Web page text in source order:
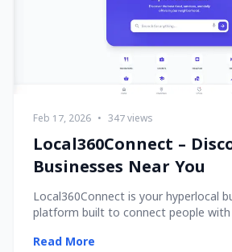
Feb 17, 2026 • 347 views
Local360Connect –
Businesses Near You
Local360Connect is your hyperlocal
platform built to connect people
Read More